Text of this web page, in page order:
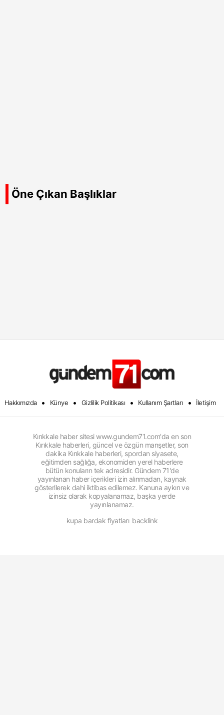
Öne Çıkan Başlıklar
Hakkımızda • Künye • Gizlilik Politikası • Kullanım Şartları • İletişim
Kırıkkale haber sitesi www.gundem71.com'da en son
Kırıkkale haberleri, güncel ve özgün manşetler, son
dakika Kırıkkale haberleri, spordan siyasete,
eğitimden sağlığa, ekonomiden yerel haberlere
bütün konuların tek adresidir. Gündem 71'de
yayınlanan haber içerikleri izin alınmadan, kaynak
gösterilerek dahi iktibas edilemez. Kanuna aykırı ve
izinsiz olarak kopyalanamaz, başka yerde
yayınlanamaz.
kupa bardak fiyatları backlink